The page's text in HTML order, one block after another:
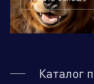
Управляющая
ТорговыеКаталог